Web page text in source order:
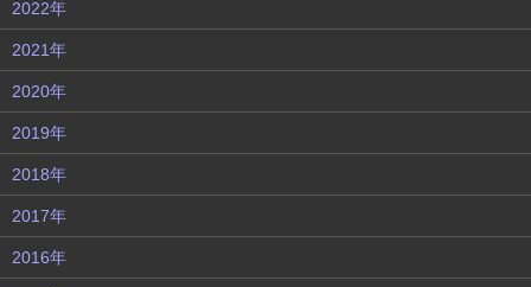
2022年
2021年
2020年
2019年
2018年
2017年
2016年